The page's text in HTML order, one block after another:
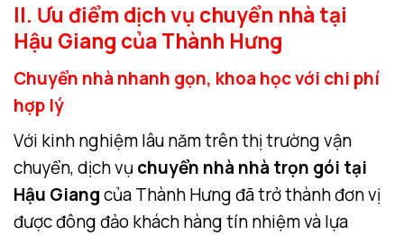
II. Ưu điểm dịch vụ chuyển nhà tại
Hậu Giang của Thành Hưng
Chuyển nhà nhanh gọn, khoa học với chi phí
hợp lý
Với kinh nghiệm lâu năm trên thị trường vận
chuyển, dịch vụ chuyển nhà nhà trọn gói tại
Hậu Giangcủa Thành Hưng đã trở thành đơn vị
được đông đảo khách hàng tín nhiệm và lựa